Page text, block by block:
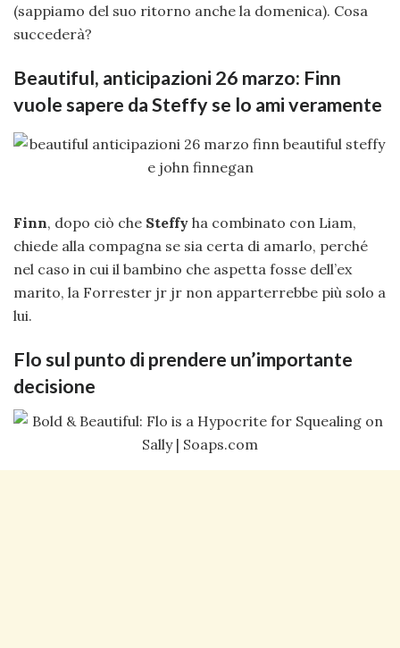
(sappiamo del suo ritorno anche la domenica). Cosa
succederà?
Beautiful, anticipazioni 26 marzo: Finn
vuole sapere da Steffy se lo ami veramente
Finn, dopo ciò che Steffy ha combinato con Liam,
chiede alla compagna se sia certa di amarlo, perché
nel caso in cui il bambino che aspetta fosse dell’ex
marito, la Forrester jr jr non apparterrebbe più solo a
lui.
Flo sul punto di prendere un’importante
decisione